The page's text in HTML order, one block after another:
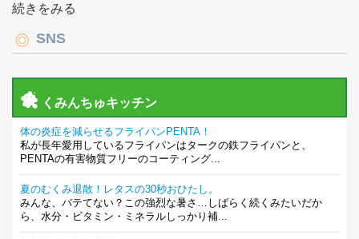
続きをみる
SNS
くみんちゅキッチン
体の炎症を減らせるフライパンPENTA！
私が長年愛用しているフライパンはタークの鉄フライパンと、
PENTAの有害物質フリーのコーティング...
夏のむくみ退散！レタスの30秒おひたし。
みんな、バテてない？この強烈な暑さ…しばらく続くみたいだか
ら、水分・ビタミン・ミネラルしっかり補...